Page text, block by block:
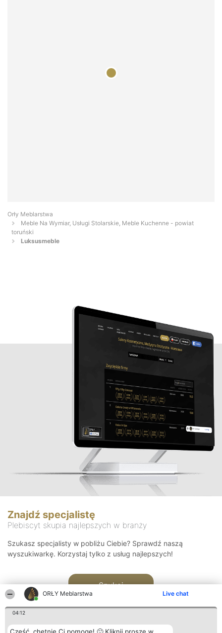
ORŁY Meblarstwa Live chat
04:12
Orły Meblarstwa
Meble Na Wymiar, Usługi Stolarskie, Meble Kuchenne - powiat
toruński
Luksusmeble
Znajdź specjalistę
Plebiscyt skupia najlepszych w branży
Szukasz specjalisty w pobliżu Ciebie? Sprawdź naszą
wyszukiwarkę. Korzystaj tylko z usług najlepszych!
Szukaj